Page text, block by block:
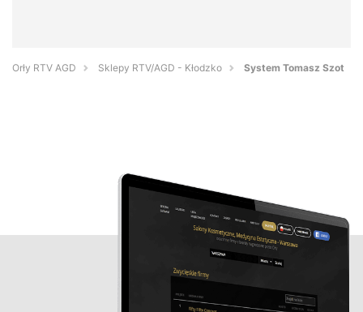
Orły RTV AGD Sklepy RTV/AGD - Kłodzko System Tomasz Szot